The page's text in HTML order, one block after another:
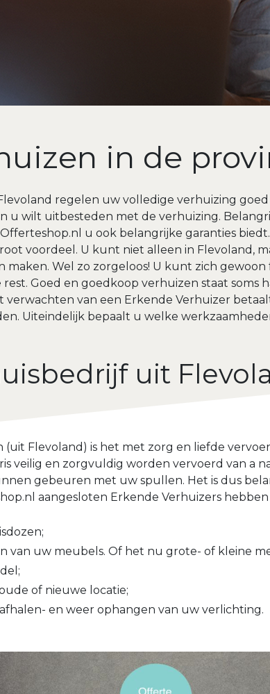
in de
regelen uw volledige verhuizing
u wilt uitbesteden met de verhuizing.
u ook belangrijke garanties
voordeel. U kunt niet alleen in Flevoland,
maken. Wel zo zorgeloos! U kunt zich
Goed en goedkoop verhuizen staat soms
verwachten van een Erkende Verhuizer
Uiteindelijk bepaalt u welke
uit
Flevoland) is het met zorg en liefde
veilig en zorgvuldig worden vervoerd van a
gebeuren met uw spullen. Het is dus
aangesloten Erkende Verhuizers
van uw meubels. Of het nu grote- of kleine
of nieuwe locatie;
en weer ophangen van uw verlichting.